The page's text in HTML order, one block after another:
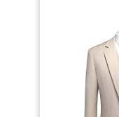
fonctionnelles
et d'une
mouvements.
un design
fermeture
donner